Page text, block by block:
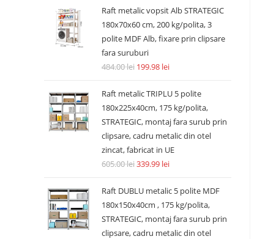
Raft metalic vopsit Alb STRATEGIC
180x70x60 cm, 200 kg/polita, 3
polite MDF Alb, fixare prin clipsare
fara suruburi
484.00lei 199.98 lei
Raft metalic TRIPLU 5 polite
180x225x40cm, 175 kg/polita,
STRATEGIC, montaj fara surub prin
clipsare, cadru metalic din otel
zincat, fabricat in UE
605.00lei339.99 lei
Raft DUBLU metalic 5 polite MDF
180x150x40cm , 175 kg/polita,
STRATEGIC, montaj fara surub prin
clipsare, cadru metalic din otel